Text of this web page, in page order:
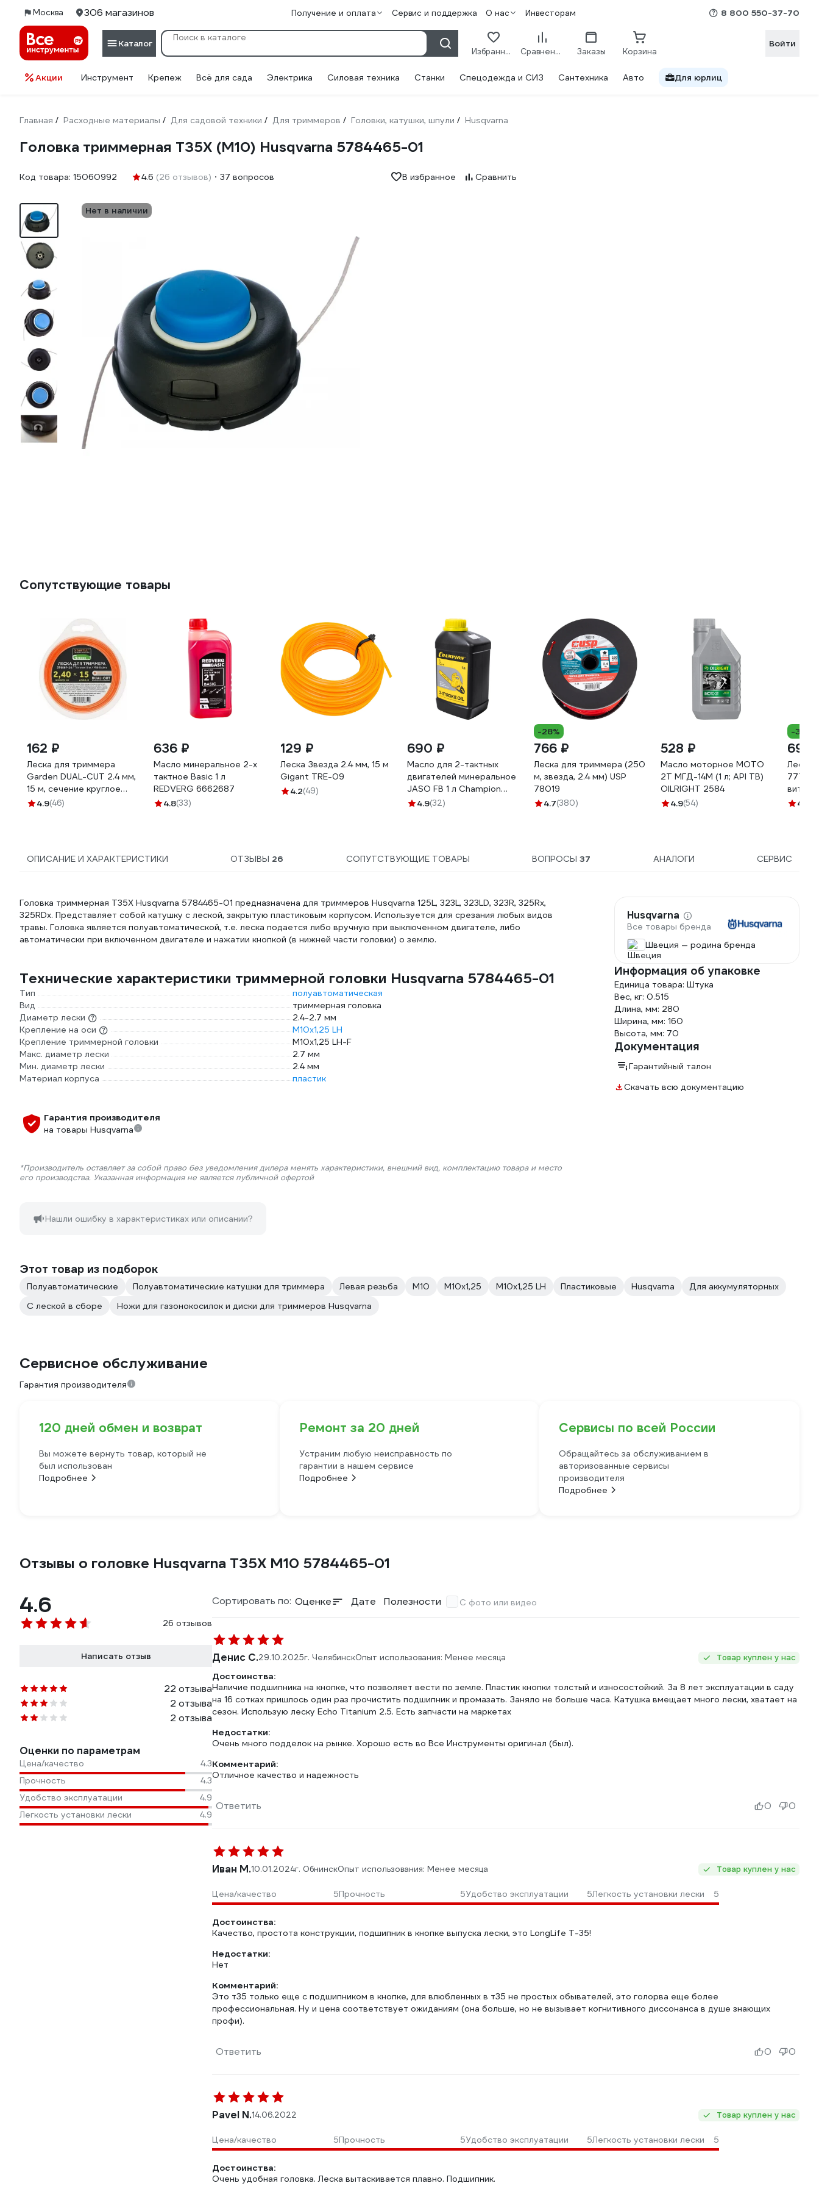
Москва 306 магазинов Получение и оплата Сервис и поддержка О нас Инвесторам 8 800 550-37-70
Каталог
Избранное Сравнение Заказы Корзина
Войти
Акции Инструмент Крепеж Всё для сада Электрика Силовая техника Станки Спецодежда и СИЗ Сантехника Авто Для юрлиц
Главная / Расходные материалы / Для садовой техники / Для триммеров / Головки, катушки, шпули / Husqvarna
Головка триммерная T35X (M10) Husqvarna 5784465-01
Код товара: 15060992 4.6 (26 отзывов) 37 вопросов В избранное Сравнить
Нет в наличии
Сопутствующие товары
162 ₽
Леска для триммера
Garden DUAL-CUT 2.4 мм,
15 м, сечение круглое
STARTUL ST6067-24
4.9(46)
636 ₽
Масло минеральное 2-х
тактное Basic 1 л
REDVERG 6662687
4.8(33)
129 ₽
Леска Звезда 2.4 мм, 15 м
Gigant TRE-09
4.2(49)
690 ₽
Масло для 2-тактных
двигателей минеральное
JASO FB 1 л Champion
952831
4.9(32)
-28%
766 ₽
Леска для триммера (250
м, звезда, 2.4 мм) USP
78019
4.7(380)
528 ₽
Масло моторное МОТО
2Т МГД-14М (1 л; API TB)
OILRIGHT 2584
4.9(54)
-34%
69 ₽
Леска
777-
витой
4.8
ОПИСАНИЕ И ХАРАКТЕРИСТИКИ ОТЗЫВЫ 26 СОПУТСТВУЮЩИЕ ТОВАРЫ ВОПРОСЫ37 АНАЛОГИ СЕРВИС
Головка триммерная T35X Husqvarna 5784465-01 предназначена для триммеров Husqvarna 125L, 323L, 323LD, 323R, 325Rx,
325RDx. Представляет собой катушку с леской, закрытую пластиковым корпусом. Используется для срезания любых видов
травы. Головка является полуавтоматической, т.е. леска подается либо вручную при выключенном двигателе, либо
автоматически при включенном двигателе и нажатии кнопкой (в нижней части головки) о землю.
Технические характеристики триммерной головки Husqvarna 5784465-01
Тип
полуавтоматическая
Вид
триммерная головка
Диаметр лески
2.4-2.7 мм
Крепление на оси
М10х1,25 LH
Крепление триммерной головки
М10х1,25 LH-F
Макс. диаметр лески
2.7 мм
Мин. диаметр лески
2.4 мм
Материал корпуса
пластик
Гарантия производителя
на товары Husqvarna
*Производитель оставляет за собой право без уведомления дилера менять характеристики, внешний вид, комплектацию товара и место
его производства. Указанная информация не является публичной офертой
Нашли ошибку в характеристиках или описании?
Husqvarna
Все товары бренда
Швеция — родина бренда
Информация об упаковке
Единица товара: Штука
Вес, кг: 0.515
Длина, мм: 280
Ширина, мм: 160
Высота, мм: 70
Документация
Гарантийный талон
Скачать всю документацию
Этот товар из подборок
Полуавтоматические Полуавтоматические катушки для триммера Левая резьба М10 М10х1,25 М10х1,25 LH Пластиковые Husqvarna
Для аккумуляторных
С леской в сборе
Ножи для газонокосилок и диски для триммеров Husqvarna
Сервисное обслуживание
Гарантия производителя
120 дней обмен и возврат
Вы можете вернуть товар, который не
был использован
Подробнее
Ремонт за 20 дней
Устраним любую неисправность по
гарантии в нашем сервисе
Подробнее
Сервисы по всей России
Обращайтесь за обслуживанием в
авторизованные сервисы
производителя
Подробнее
Отзывы о головке Husqvarna T35X M10 5784465-01
4.6
26 отзывов
Написать отзыв
22 отзыва
2 отзыва
2 отзыва
Оценки по параметрам
Цена/качество
4.3
Прочность
4.3
Удобство эксплуатации
4.9
Легкость установки лески
4.9
Сортировать по: Оценке Дате Полезности С фото или видео
Денис С.29.10.2025г. ЧелябинскОпыт использования: Менее месяца Товар куплен у нас
Достоинства:
Наличие подшипника на кнопке, что позволяет вести по земле. Пластик кнопки толстый и износостойкий. За 8 лет эксплуатации в саду
на 16 сотках пришлось один раз прочистить подшипник и промазать. Заняло не больше часа. Катушка вмещает много лески, хватает на
сезон. Использую леску Echo Titanium 2.5. Есть запчасти на маркетах
Недостатки:
Очень много подделок на рынке. Хорошо есть во Все Инструменты оригинал (был).
Комментарий:
Отличное качество и надежность
Ответить 0 0
Иван М.10.01.2024г. ОбнинскОпыт использования: Менее месяца Товар куплен у нас
Цена/качество 5Прочность 5Удобство эксплуатации 5Легкость установки лески 5
Достоинства:
Качество, простота конструкции, подшипник в кнопке выпуска лески, это LongLife T-35!
Недостатки:
Нет
Комментарий:
Это т35 только еще с подшипником в кнопке, для влюбленных в т35 не простых обывателей, это голорва еще более
профессиональная. Ну и цена соответствует ожиданиям (она больше, но не вызывает когнитивного диссонанса в душе знающих
профи).
Ответить 0 0
Pavel N.14.06.2022 Товар куплен у нас
Цена/качество 5Прочность 5Удобство эксплуатации 5Легкость установки лески 5
Достоинства:
Очень удобная головка. Леска вытаскивается плавно. Подшипник.